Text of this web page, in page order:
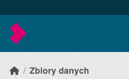
Zbiory danych